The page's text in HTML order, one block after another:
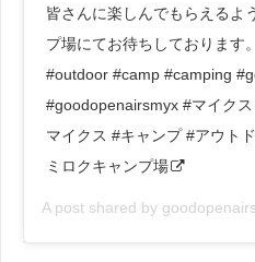
皆さんに楽しんでもらえるよ
プ場にてお待ちしております
#outdoor #camp #camping
#goodopenairsmyx #マイク
マイクス #キャンプ #アウト
ミロクキャンプ場
A post shared by